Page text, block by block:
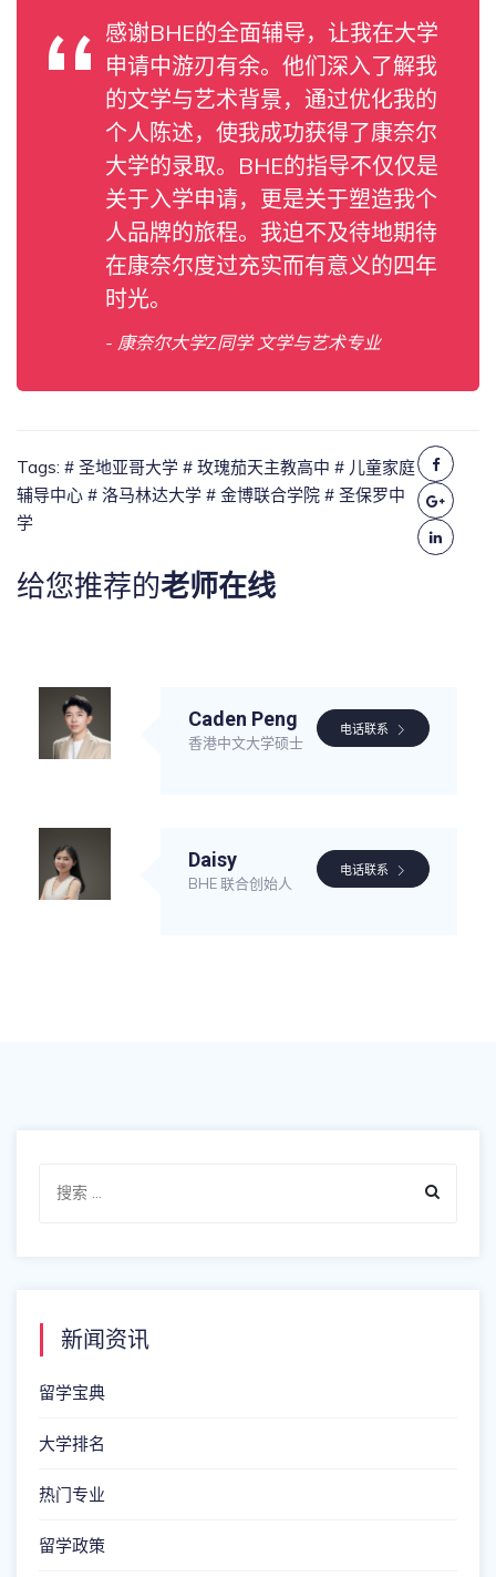
感谢BHE的全面辅导，让我在大学
申请中游刃有余。他们深入了解我
的文学与艺术背景，通过优化我的
个人陈述，使我成功获得了康奈尔
大学的录取。BHE的指导不仅仅是
关于入学申请，更是关于塑造我个
人品牌的旅程。我迫不及待地期待
在康奈尔度过充实而有意义的四年
时光。
- 康奈尔大学Z同学 文学与艺术专业
Tags: # 圣地亚哥大学 # 玫瑰茄天主教高中 # 儿童家庭
辅导中心 # 洛马林达大学 # 金博联合学院 # 圣保罗中
学
给您推荐的老师在线
Caden Peng
香港中文大学硕士
电话联系
Daisy
BHE 联合创始人
电话联系
新闻资讯
留学宝典
大学排名
热门专业
留学政策